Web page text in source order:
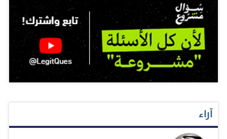
آراء